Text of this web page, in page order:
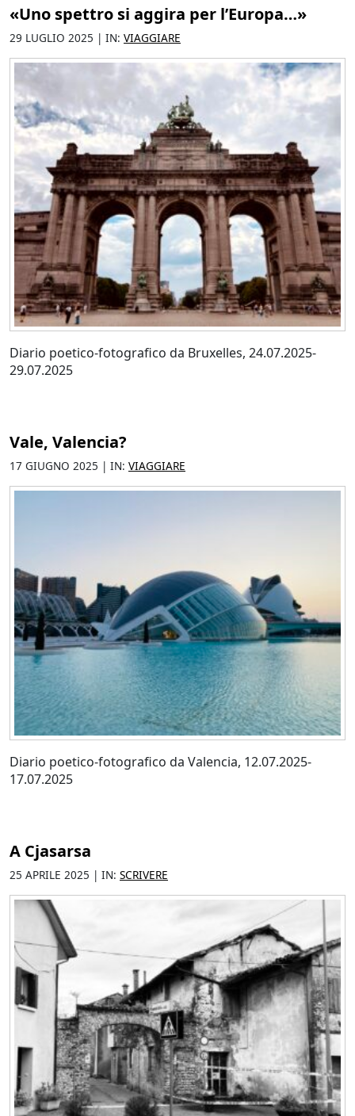
«Uno spettro si aggira per l’Europa…»
29 LUGLIO 2025 | IN: VIAGGIARE
Diario poetico-fotografico da Bruxelles, 24.07.2025-
29.07.2025
Vale, Valencia?
17 GIUGNO 2025 | IN: VIAGGIARE
Diario poetico-fotografico da Valencia, 12.07.2025-
17.07.2025
A Cjasarsa
25 APRILE 2025 | IN: SCRIVERE